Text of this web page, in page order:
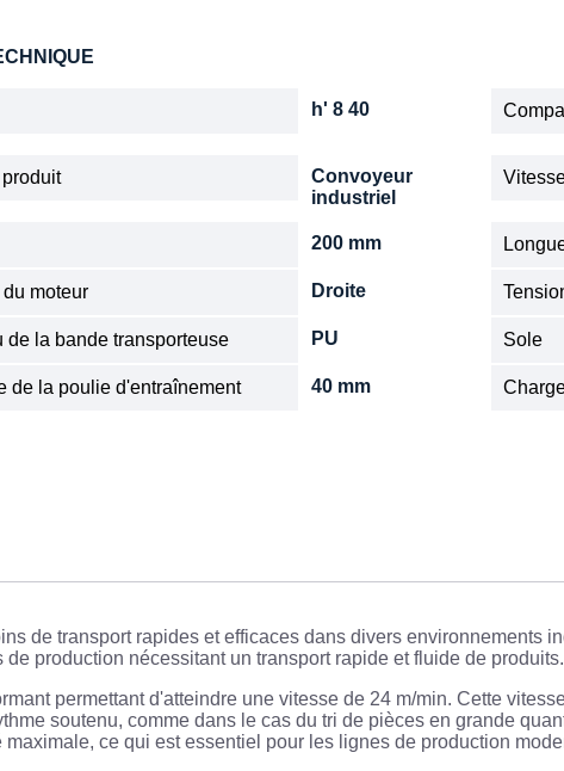
h' 8 40
Convoyeur
industriel
200 mm
moteur Droite
de la bande transporteuse PU Sole
de la poulie d'entraînement 40 mm
de transport rapides et efficaces dans divers environnements
production nécessitant un transport rapide et fluide de produits.
permettant d'atteindre une vitesse de 24 m/min. Cette
soutenu, comme dans le cas du tri de pièces en grande
ce qui est essentiel pour les lignes de production